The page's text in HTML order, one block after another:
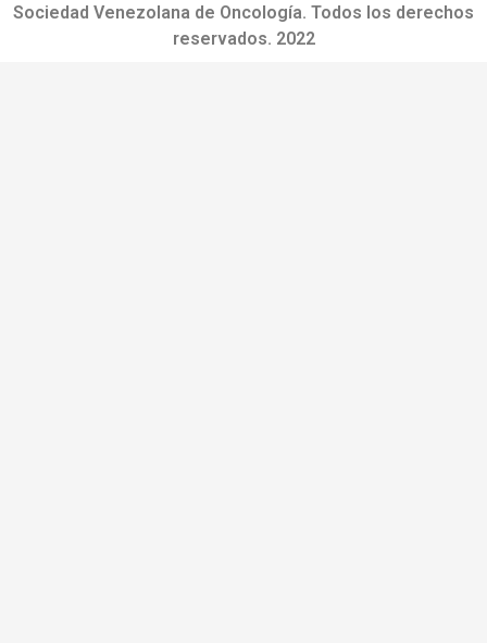
Sociedad Venezolana de Oncología. Todos los derechos
reservados. 2022